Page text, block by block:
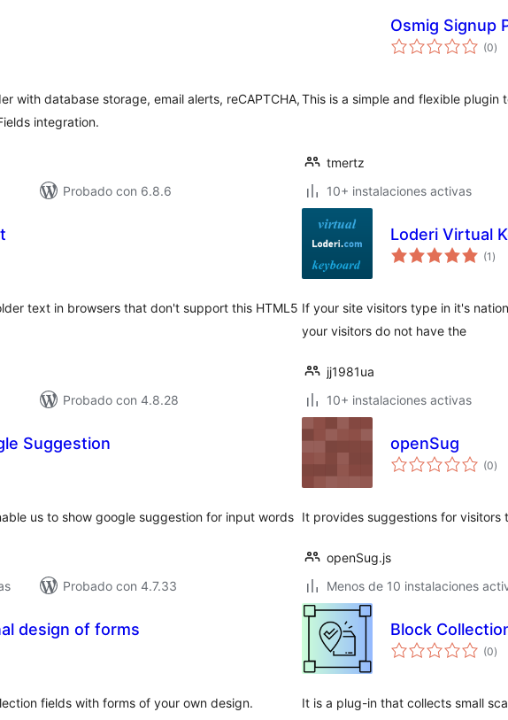
with database storage, email alerts, reCAPTCHA,
integration.
Probado con 6.8.6
Osmig Signup
(0total
)
This is a simple and flexible plugin
tmertz
10+ instalaciones activas
text in browsers that don't support this HTML5
Probado con 4.8.28
Loderi Virtual
(1total
)
If your site visitors type in it's
your visitors do not have the
jj1981ua
10+ instalaciones activas
Suggestion
us to show google suggestion for input words
Probado con 4.7.33
openSug
(0total
)
It provides suggestions for visitors
openSug.js
Menos de 10 instalaciones
design of forms
fields with forms of your own design.
Block
(0total
)
It is a plug-in that collects small